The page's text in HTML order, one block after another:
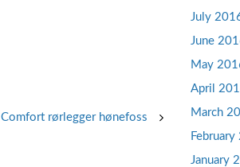
Comfort rørlegger hønefoss
July
June
May
April
March
January